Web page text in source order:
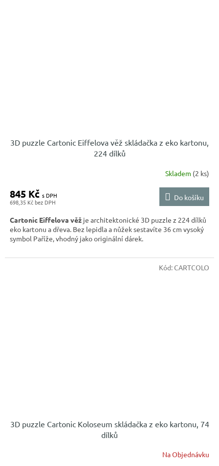
3D puzzle Cartonic Eiffelova věž skládačka z eko kartonu,
224 dílků
Skladem (2 ks)
698,35 Kč
845 Kč Do košíku
Cartonic Eiffelova věž je architektonické 3D puzzle z 224 dílků
eko kartonu a dřeva. Bez lepidla a nůžek sestavíte 36 cm vysoký
symbol Paříže, vhodný jako originální dárek.
3D puzzle Cartonic Koloseum skládačka z eko kartonu, 74
dílků
Na Objednávku
Kód: CARTCOLO